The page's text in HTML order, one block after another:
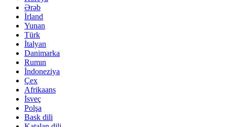
Ərəb
İrland
Yunan
Türk
İtalyan
Danimarka
Rumın
İndoneziya
Çex
Afrikaans
İsveç
Polşa
Bask dili